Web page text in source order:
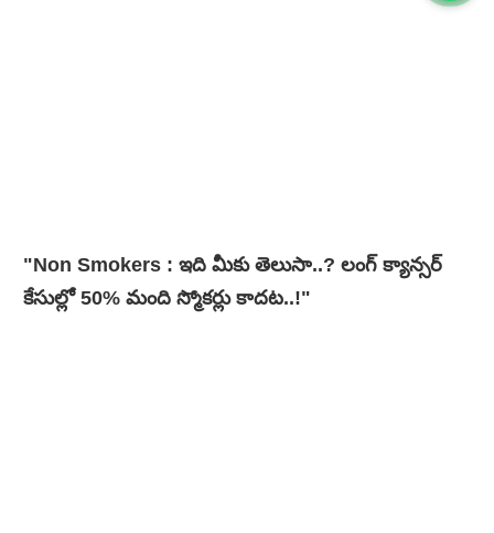
"Non Smokers : ఇది మీకు తెలుసా..? లంగ్ క్యాన్సర్
కేసుల్లో 50% మంది స్మోకర్లు కాదట..!"